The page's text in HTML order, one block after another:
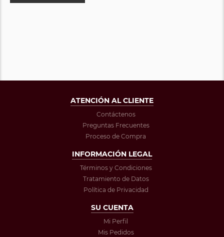
ATENCIÓN AL CLIENTE
Contáctenos
Preguntas Frecuentes
Proceso de Compra
INFORMACIÓN LEGAL
Términos y Condiciones
Tratamiento de Datos
Política de Privacidad
SU CUENTA
Mi Perfil
Mis Pedidos